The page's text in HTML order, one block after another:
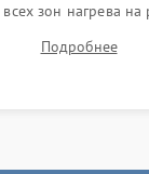
зон нагрева
управления,
и систем
Подробнее